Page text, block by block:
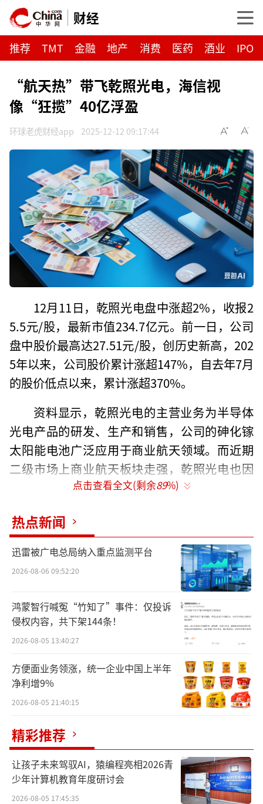
财经
推荐 TMT 金融 地产 消费 医药 酒业 IPO
“航天热”带飞乾照光电，海信视
像“狂揽”40亿浮盈
环球老虎财经app 2025-12-12 09:17:44
12月11日，乾照光电盘中涨超2%，收报2
5.5元/股，最新市值234.7亿元。前一日，公司
盘中股价最高达27.51元/股，创历史新高，202
5年以来，公司股价累计涨超147%，自去年7月
的股价低点以来，累计涨超370%。
资料显示，乾照光电的主营业务为半导体
光电产品的研发、生产和销售，公司的砷化镓
太阳能电池广泛应用于商业航天领域。而近期
二级市场上商业航天板块走强，乾照光电也因
此成为了市场炒作的对象。
值得注意的是，伴随着此次股价大涨，乾
照光电的一众股东可谓是享受了资本盛宴，其
中就包括牛散屠文斌、施玉庆夫妇，其在2024
年四季度新进成为公司的前十大流通股东，彼
时乾照光电的股票均价仅12.31元/股。
但最大的“赢家”，当属乾照光电的控股
股东海信视像，其目前持有公司26.31%的股
份，最新持股市值约61.46亿元，而其对海信视
像的投资不过20亿元，已经浮盈超40亿元。
年内涨超140%
12月10日，乾照光电盘中涨超4%，股价最
高达27.51元/股，创历史新高。12月11日，公
司股价回调，收报25.5元/股，最新市值达234.
7亿元。拉长时间线来看，2025年以来，公司股
点击查看全文(剩余89%)
热点新闻
迅雷被广电总局纳入重点监测平台
2026-08-06 09:52:20
鸿蒙智行喊冤“竹知了”事件：仅投诉
侵权内容，共下架144条！
2026-08-05 13:40:27
方便面业务领涨，统一企业中国上半年
净利增9%
2026-08-05 21:40:15
精彩推荐
让孩子未来驾驭AI，猿编程亮相2026青
少年计算机教育年度研讨会
2026-08-05 17:45:35